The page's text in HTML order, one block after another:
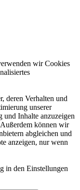
wir Cookies
deren Verhalten und
unserer
und Inhalte anzuzeigen
können wir
abgleichen und
anzeigen, nur wenn
in den Einstellungen